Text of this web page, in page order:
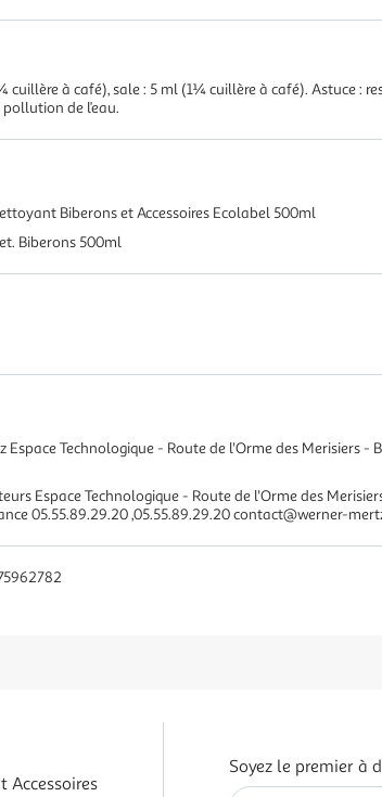
cuillère à café), sale : 5 ml (1¼ cuillère à café). Astuce :
de l’eau.
Biberons et Accessoires Ecolabel 500ml
Biberons 500ml
Espace Technologique - Route de l'Orme des Merisiers -
Espace Technologique - Route de l'Orme des
05.55.89.29.20 ,05.55.89.29.20 contact@werner-
Accessoires
Soyez le premier à